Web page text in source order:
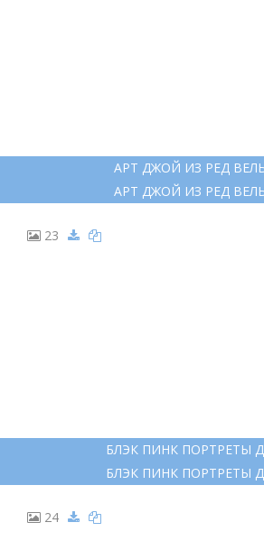
АРТ ДЖОЙ ИЗ РЕД
АРТ ДЖОЙ ИЗ РЕД
23
БЛЭК ПИНК ПОРТРЕТЫ
БЛЭК ПИНК ПОРТРЕТЫ
24